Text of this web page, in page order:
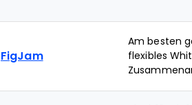
FigJam
Am besten
flexibles